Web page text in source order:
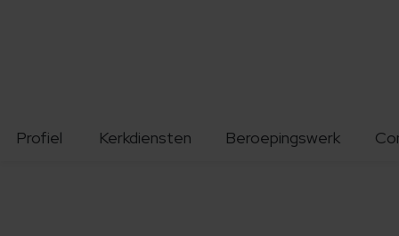
Profiel Kerkdiensten Beroepingswerk